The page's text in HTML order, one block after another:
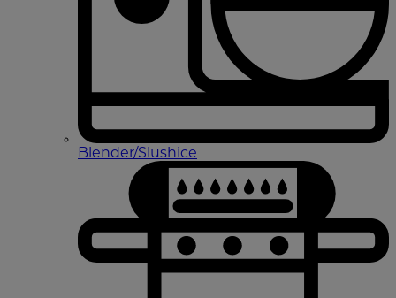
Blender/Slushice